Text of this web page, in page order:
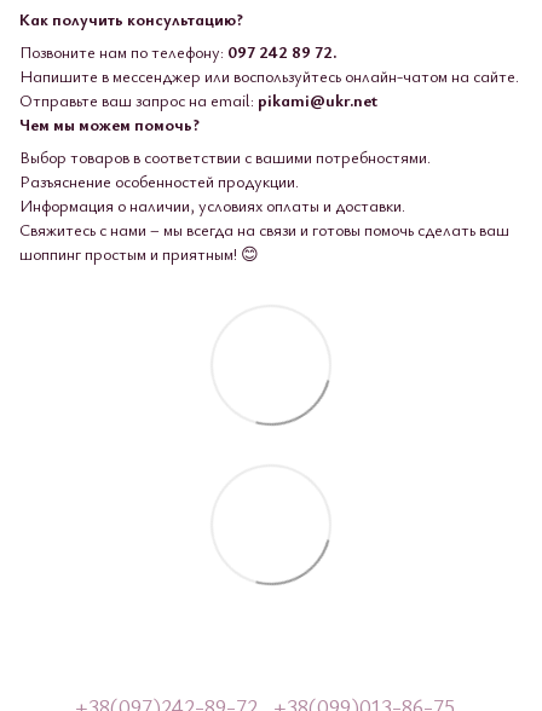
Как получить консультацию?
Позвоните нам по телефону: 097 242 89 72.
Напишите в мессенджер или воспользуйтесь онлайн-чатом на сайте.
Отправьте ваш запрос на email: pikami@ukr.net
Чем мы можем помочь?
Выбор товаров в соответствии с вашими потребностями.
Разъяснение особенностей продукции.
Информация о наличии, условиях оплаты и доставки.
Свяжитесь с нами – мы всегда на связи и готовы помочь сделать ваш
шоппинг простым и приятным! 😊